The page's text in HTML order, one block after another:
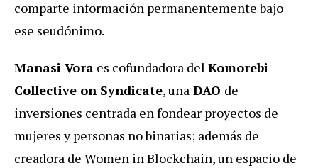
comparte información permanentemente bajo
ese seudónimo.
Manasi Vor‍a es cofundadora del Komorebi
Collective on Syndicate, una DAO de
inversiones centrada en fondear proyectos de
mujeres y personas no binarias; además de
creadora de Women in Blockchain, un espacio de